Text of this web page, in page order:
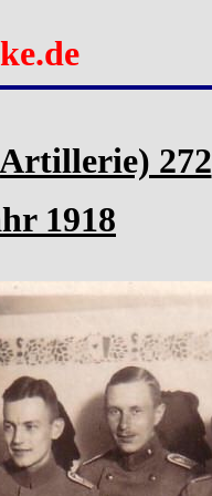
272
1918